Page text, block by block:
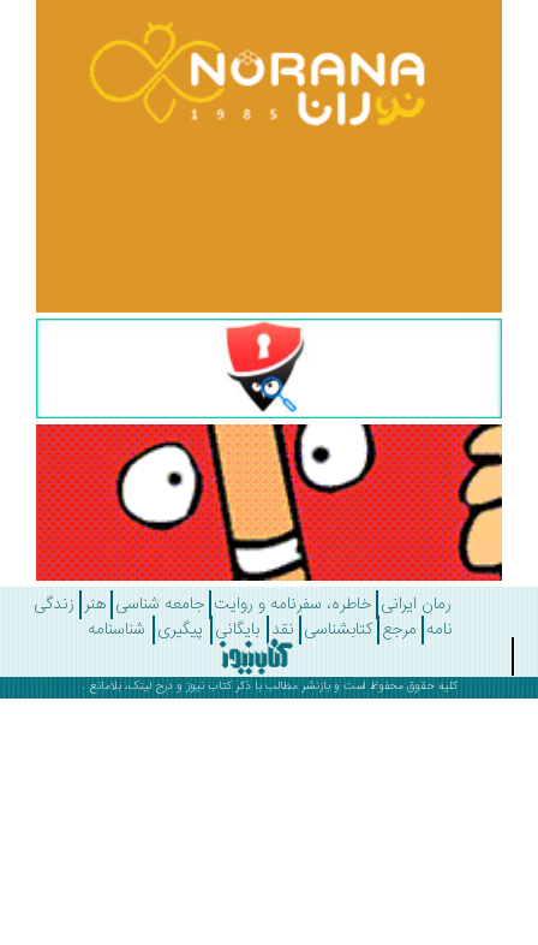
رمان ایرانی خاطره، سفرنامه و روایت جامعه شناسی هنر زندگی
مرجع کتابشناسی نقد بایگانی پیگیری شناسنامه
کلیه حقوق محفوظ است و بازنشر مطالب با ذکرکتاب نیوزو درج لینک، بلامانع .